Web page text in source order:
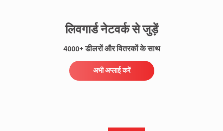
लिवगार्ड नेटवर्क से जुड़ें
4000+ डीलरों और वितरकों के साथ
अभी अप्लाई करें